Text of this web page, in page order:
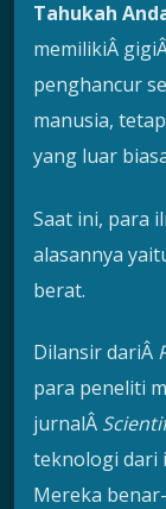
Tahukah
memilikiÂ
penghancur
manusia,
yang luar
Saat ini, para
alasannya
berat.
Dilansir dariÂ
para peneliti
jurnalÂ
teknologi dari
Mereka